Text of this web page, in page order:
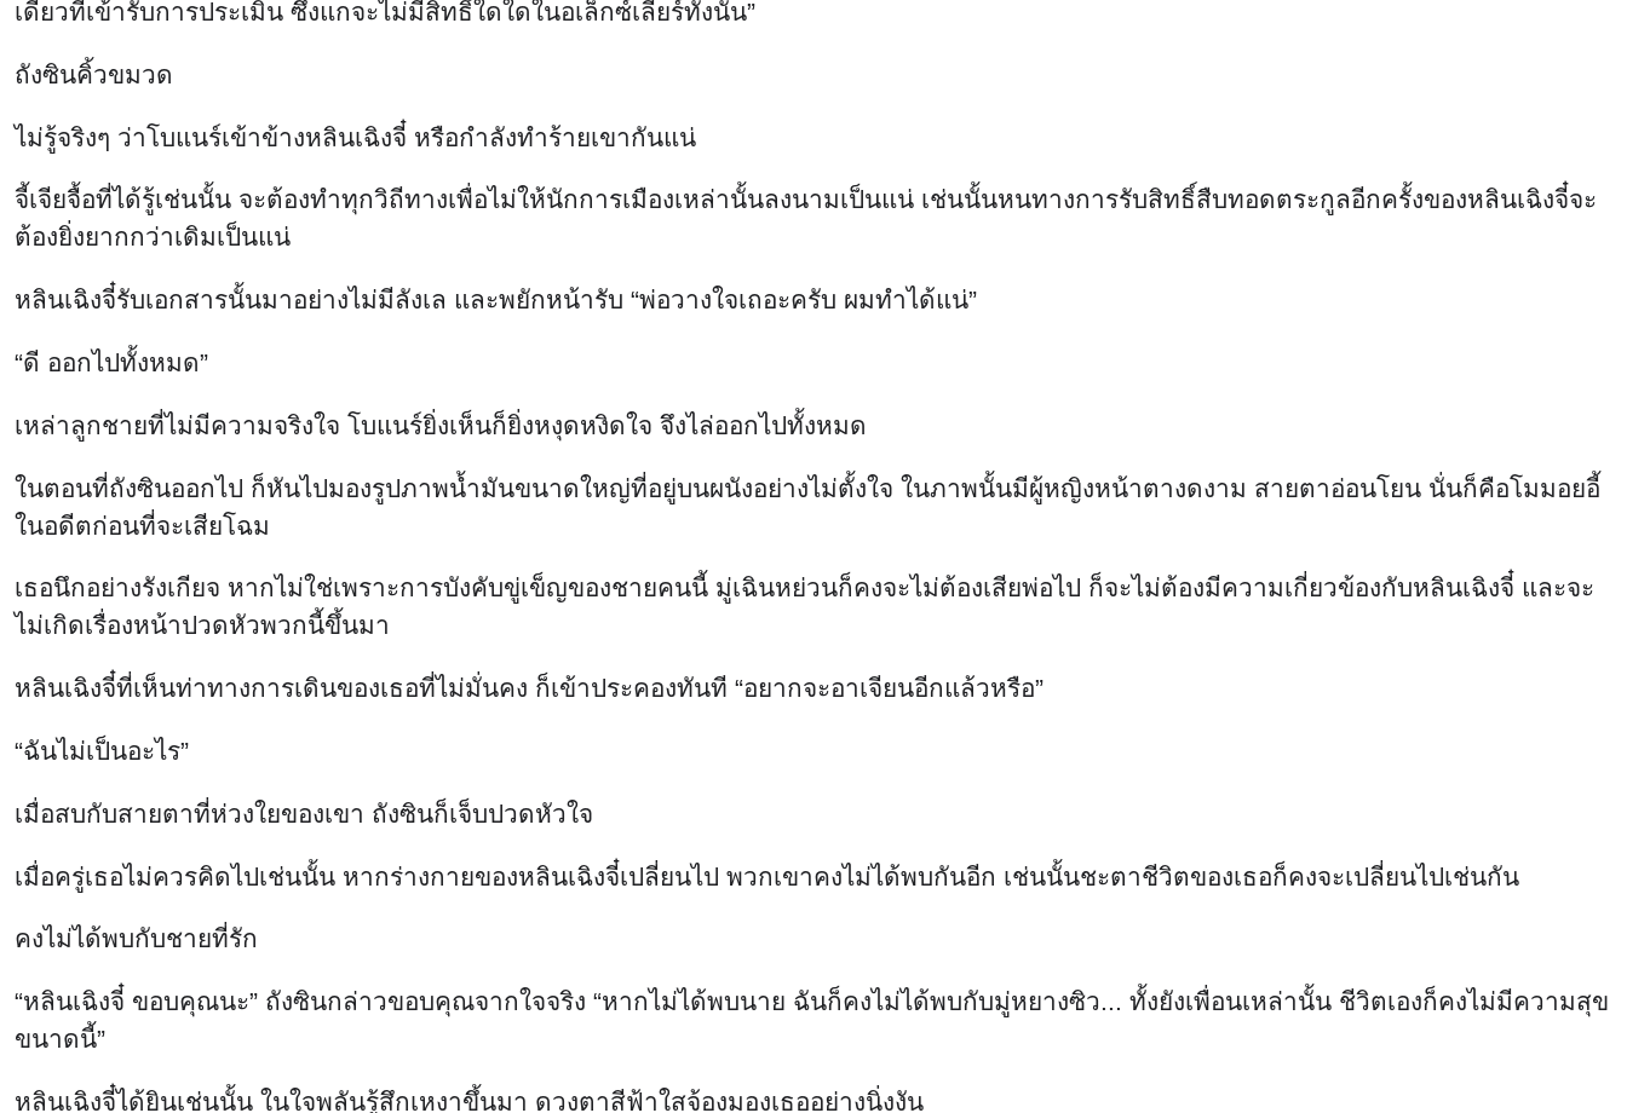
เมื่อครู่เธอไม่ควรคิดไปเช่นนั้น หากร่างกายของหลินเฉิงจี๋เปลี่ยนไป พวกเขาคงไม่ได้พบกันอีก เช่นนั้นชะตาชีวิตของเธอก็คงจะเปลี่ยนไปเช่นกัน
คงไม่ได้พบกับชายที่รัก
“หลินเฉิงจี๋ ขอบคุณนะ” ถังซินกล่าวขอบคุณจากใจจริง “หากไม่ได้พบนาย ฉันก็คงไม่ได้พบกับมู่หยางซิว... ทั้งยังเพื่อนเหล่านั้น ชีวิตเองก็คงไม่มีความสุข
ขนาดนี้”
หลินเฉิงจี๋ได้ยินเช่นนั้น ในใจพลันรู้สึกเหงาขึ้นมา ดวงตาสีฟ้าใสจ้องมองเธออย่างนิ่งงัน